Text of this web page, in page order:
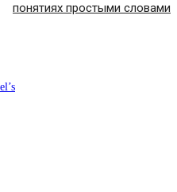
понятиях простыми словами